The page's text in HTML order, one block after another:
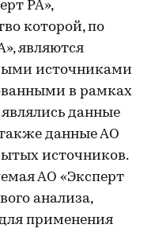
РА»,
которой, по
являются
источниками
в рамках
данные
данные АО
источников.
АО «Эксперт
анализа,
применения